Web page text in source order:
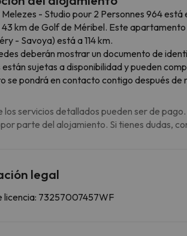
- Studio pour 2 Personnes 964
43 km de Golf de Méribel. Este
- Savoya) está a 114 km.
deberán mostrar un documento de
sujetas a disponibilidad y pueden
se pondrá en contacto contigo después de
los servicios detallados pueden ser de
parte del alojamiento. Si tienes dudas,
legal
licencia: 73257007457WF